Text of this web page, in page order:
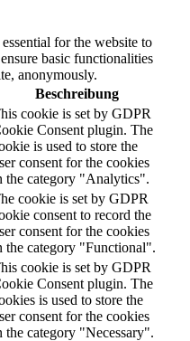
for the website to
basic functionalities
anonymously.
Beschreibung
cookie is set by GDPR
Consent plugin. The
is used to store the
consent for the cookies
the category "Analytics".
cookie is set by GDPR
consent to record the
consent for the cookies
the category "Functional".
cookie is set by GDPR
Consent plugin. The
is used to store the
consent for the cookies
the category "Necessary".